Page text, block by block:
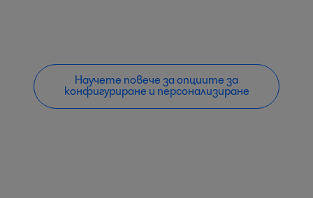
Научете повече за опциите за
конфигуриране и персонализиране